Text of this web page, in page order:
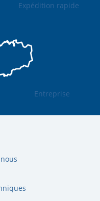
Expédition rapide
Entreprise